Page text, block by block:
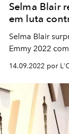
Selma Blair
em luta
Selma Blair
Emmy 2022
14.09.2022 por